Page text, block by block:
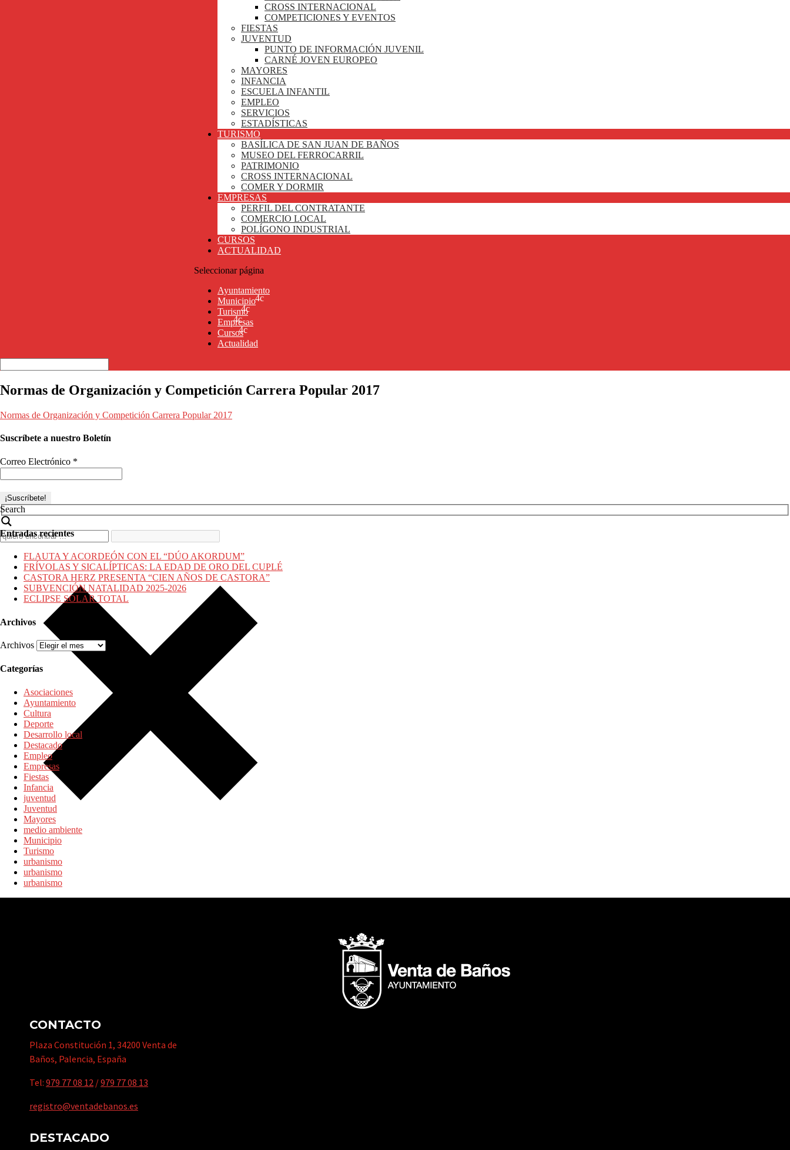
CROSS INTERNACIONAL
COMPETICIONES Y EVENTOS
FIESTAS
JUVENTUD
PUNTO DE INFORMACIÓN JUVENIL
CARNÉ JOVEN EUROPEO
MAYORES
INFANCIA
ESCUELA INFANTIL
EMPLEO
SERVICIOS
ESTADÍSTICAS
TURISMO
BASÍLICA DE SAN JUAN DE BAÑOS
MUSEO DEL FERROCARRIL
PATRIMONIO
CROSS INTERNACIONAL
COMER Y DORMIR
EMPRESAS
PERFIL DEL CONTRATANTE
COMERCIO LOCAL
POLÍGONO INDUSTRIAL
CURSOS
ACTUALIDAD
Seleccionar página
Ayuntamiento
Municipio
Turismo
Empresas
Cursos
Actualidad
Normas de Organización y Competición Carrera Popular 2017
Normas de Organización y Competición Carrera Popular 2017
Suscríbete a nuestro Boletín
Correo Electrónico *
Search
Entradas recientes
FLAUTA Y ACORDEÓN CON EL “DÚO AKORDUM”
FRÍVOLAS Y SICALÍPTICAS: LA EDAD DE ORO DEL CUPLÉ
CASTORA HERZ PRESENTA “CIEN AÑOS DE CASTORA”
SUBVENCIÓN NATALIDAD 2025-2026
ECLIPSE SOLAR TOTAL
Archivos
Archivos
Categorías
Asociaciones
Ayuntamiento
Cultura
Deporte
Desarrollo local
Destacado
Empleo
Empresas
Fiestas
Infancia
juventud
Juventud
Mayores
medio ambiente
Municipio
Turismo
urbanismo
urbanismo
urbanismo
CONTACTO
Plaza Constitución 1, 34200 Venta de
Baños, Palencia, España
Tel: 979 77 08 12 /979 77 08 13
registro@ventadebanos.es
DESTACADO